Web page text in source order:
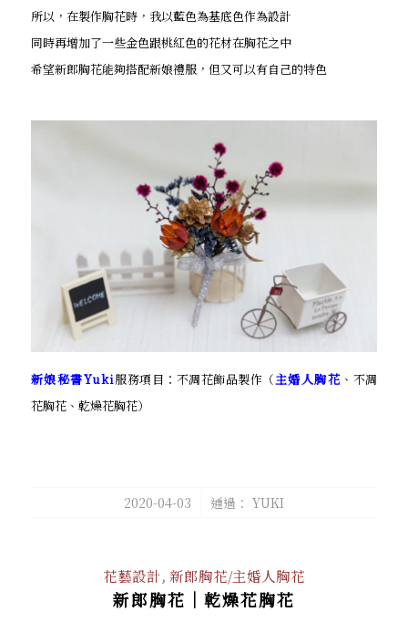
所以，在製作胸花時，我以藍色為基底色作為設計
同時再增加了一些金色跟桃紅色的花材在胸花之中
希望新郎胸花能夠搭配新娘禮服，但又可以有自己的特色
新娘秘書Yuki服務項目：不凋花飾品製作（主婚人胸花 、不凋
花胸花、乾燥花胸花）
2020-04-03
/ 通過： YUKI
花藝設計, 新郎胸花/主婚人胸花
新郎胸花｜乾燥花胸花